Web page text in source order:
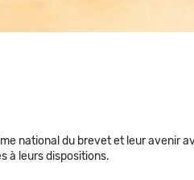
national du brevet et leur avenir
à leurs dispositions.